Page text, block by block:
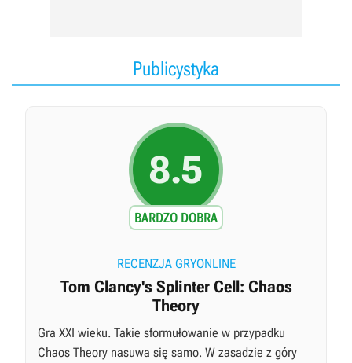
Publicystyka
8.5
BARDZO DOBRA
RECENZJA GRYONLINE
Tom Clancy's Splinter Cell: Chaos
Theory
Gra XXI wieku. Takie sformułowanie w przypadku
Chaos Theory nasuwa się samo. W zasadzie z góry